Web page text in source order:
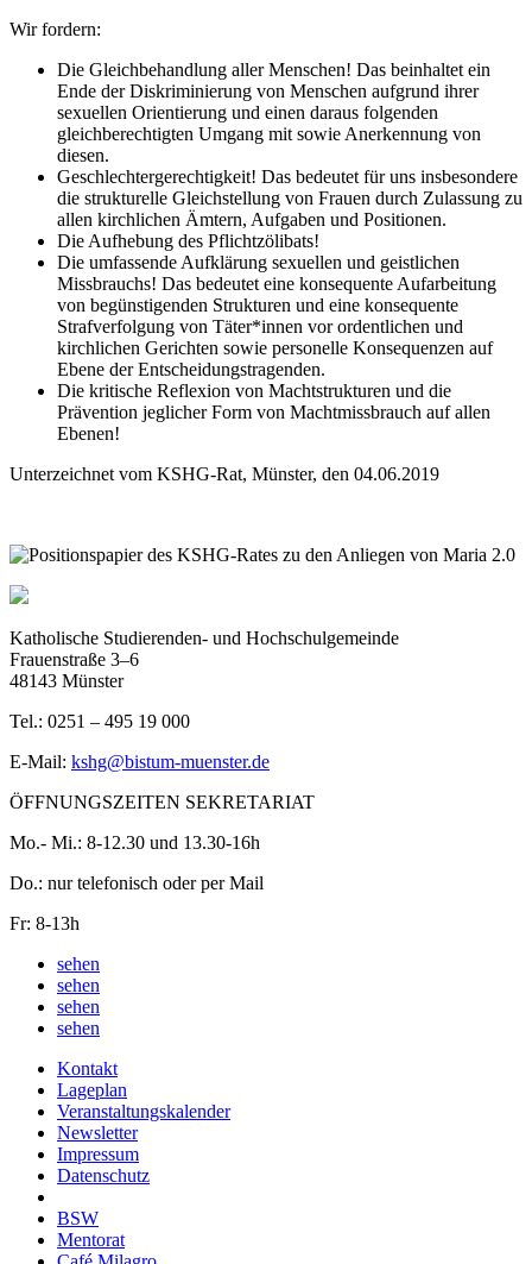
Wir fordern:
Die Gleichbehandlung aller Menschen! Das beinhaltet ein
Ende der Diskriminierung von Menschen aufgrund ihrer
sexuellen Orientierung und einen daraus folgenden
gleichberechtigten Umgang mit sowie Anerkennung von
diesen.
Geschlechtergerechtigkeit! Das bedeutet für uns insbesondere
die strukturelle Gleichstellung von Frauen durch Zulassung zu
allen kirchlichen Ämtern, Aufgaben und Positionen.
Die Aufhebung des Pflichtzölibats!
Die umfassende Aufklärung sexuellen und geistlichen
Missbrauchs! Das bedeutet eine konsequente Aufarbeitung
von begünstigenden Strukturen und eine konsequente
Strafverfolgung von Täter*innen vor ordentlichen und
kirchlichen Gerichten sowie personelle Konsequenzen auf
Ebene der Entscheidungstragenden.
Die kritische Reflexion von Machtstrukturen und die
Prävention jeglicher Form von Machtmissbrauch auf allen
Ebenen!
Unterzeichnet vom KSHG-Rat, Münster, den 04.06.2019
Katholische Studierenden- und Hochschulgemeinde
Frauenstraße 3–6
48143 Münster
Tel.: 0251 – 495 19 000
E-Mail: kshg@bistum-muenster.de
ÖFFNUNGSZEITEN SEKRETARIAT
Mo.- Mi.: 8-12.30 und 13.30-16h
Do.: nur telefonisch oder per Mail
Fr: 8-13h
sehen
sehen
sehen
sehen
Kontakt
Lageplan
Veranstaltungskalender
Newsletter
Impressum
Datenschutz
BSW
Mentorat